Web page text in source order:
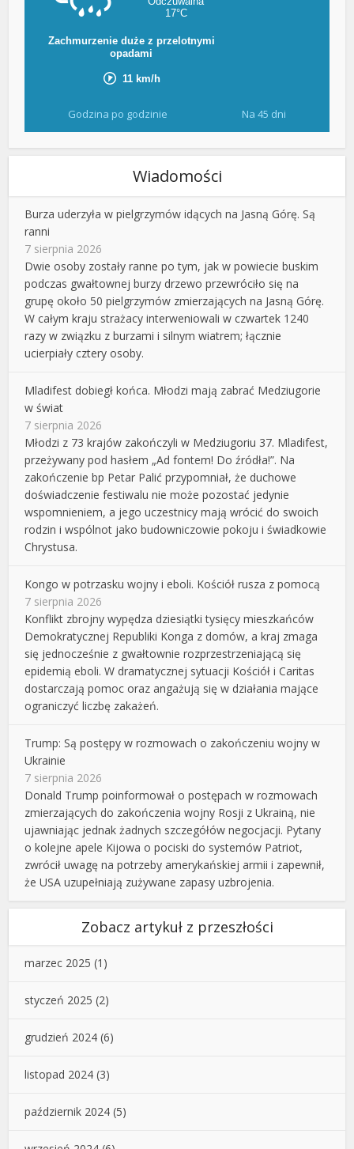
Godzina po godzinie Na 45 dni
Wiadomości
Burza uderzyła w pielgrzymów idących na Jasną Górę. Są
ranni
7 sierpnia 2026
Dwie osoby zostały ranne po tym, jak w powiecie buskim
podczas gwałtownej burzy drzewo przewróciło się na
grupę około 50 pielgrzymów zmierzających na Jasną Górę.
W całym kraju strażacy interweniowali w czwartek 1240
razy w związku z burzami i silnym wiatrem; łącznie
ucierpiały cztery osoby.
Mladifest dobiegł końca. Młodzi mają zabrać Medziugorie
w świat
7 sierpnia 2026
Młodzi z 73 krajów zakończyli w Medziugoriu 37. Mladifest,
przeżywany pod hasłem „Ad fontem! Do źródła!”. Na
zakończenie bp Petar Palić przypomniał, że duchowe
doświadczenie festiwalu nie może pozostać jedynie
wspomnieniem, a jego uczestnicy mają wrócić do swoich
rodzin i wspólnot jako budowniczowie pokoju i świadkowie
Chrystusa.
Kongo w potrzasku wojny i eboli. Kościół rusza z pomocą
7 sierpnia 2026
Konflikt zbrojny wypędza dziesiątki tysięcy mieszkańców
Demokratycznej Republiki Konga z domów, a kraj zmaga
się jednocześnie z gwałtownie rozprzestrzeniającą się
epidemią eboli. W dramatycznej sytuacji Kościół i Caritas
dostarczają pomoc oraz angażują się w działania mające
ograniczyć liczbę zakażeń.
Trump: Są postępy w rozmowach o zakończeniu wojny w
Ukrainie
7 sierpnia 2026
Donald Trump poinformował o postępach w rozmowach
zmierzających do zakończenia wojny Rosji z Ukrainą, nie
ujawniając jednak żadnych szczegółów negocjacji. Pytany
o kolejne apele Kijowa o pociski do systemów Patriot,
zwrócił uwagę na potrzeby amerykańskiej armii i zapewnił,
że USA uzupełniają zużywane zapasy uzbrojenia.
Zobacz artykuł z przeszłości
marzec 2025 (1)
styczeń 2025 (2)
grudzień 2024 (6)
listopad 2024 (3)
październik 2024 (5)